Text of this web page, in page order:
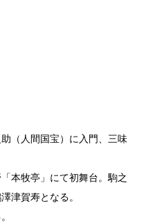
（人間国宝）に入門、三味
本牧亭」にて初舞台。駒之
津賀寿となる。